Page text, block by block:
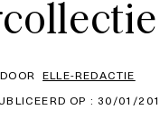
DOOR ELLE-REDACTIE
OP : 30/01/